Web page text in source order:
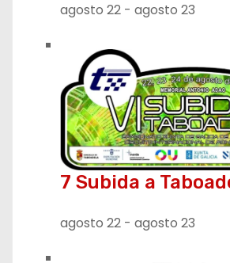
agosto 22 - agosto 23
7 Subida a
agosto 22 - agosto 23